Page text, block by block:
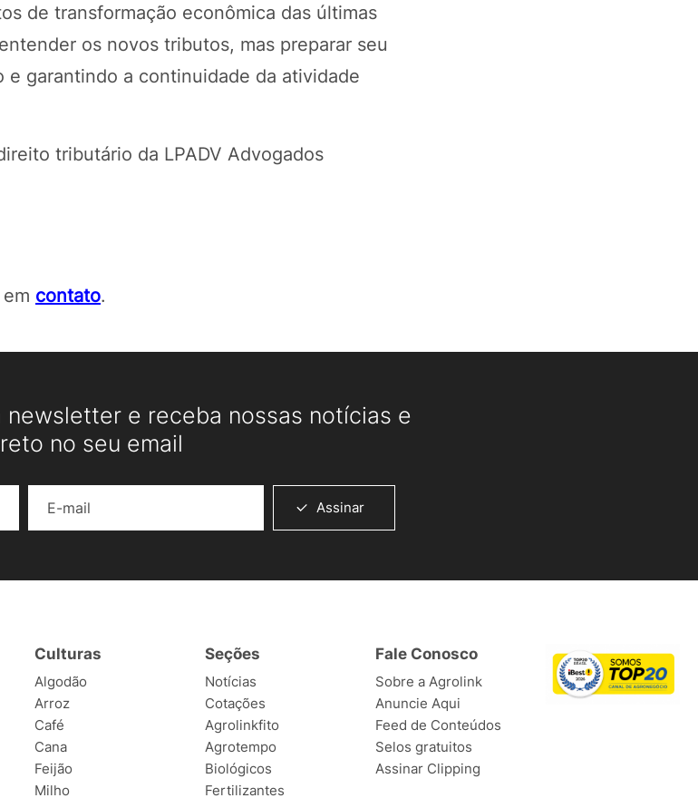
de transformação econômica das últimas
os novos tributos, mas preparar seu
garantindo a continuidade da atividade
tributário da LPADV Advogados
contato.
newsletter e receba nossas notícias e
no seu email
Assinar
Culturas
Algodão
Arroz
Café
Cana
Feijão
Milho
Seções
Notícias
Cotações
Agrolinkfito
Agrotempo
Biológicos
Fertilizantes
Fale Conosco
Sobre a Agrolink
Anuncie Aqui
Feed de Conteúdos
Selos gratuitos
Assinar Clipping